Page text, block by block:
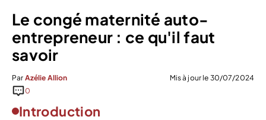
Le congé maternité auto-
entrepreneur : ce qu'il faut
savoir
Par Azélie Allion
Mis à jour le 30/07/2024
0
Introduction